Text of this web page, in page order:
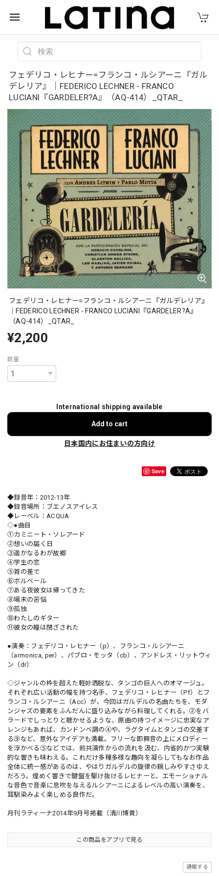
フェデリコ・レヒナー=フランコ・ルシアーニ『ガル
デレリア』｜FEDERICO LECHNER - FRANCO
LUCIANI『GARDELER?A』（AQ-414）_QTAR_
フェデリコ・レヒナー=フランコ・ルシアーニ『ガルデレリア』
｜FEDERICO LECHNER - FRANCO LUCIANI『GARDELER?A』
（AQ-414）_QTAR_
¥2,200
数量
International shipping available
Add to cart
日本国内にお住まいの方向け
Save
◆録音年：2012-13年
◆録音場所：ブエノスアイレス
◆レーベル：ACQUA
◇●曲目
①カミニート・ソレアード
②想いの届く日
③遥かなるわが故郷
④学生の恋
⑤首の差で
⑥ボルベール
⑦ある夜彼女は帰ってきた
⑧場末の苦悩
⑨孤独
⑩わたしのギター
⑪彼女の瞳は閉ざされた
●演奏：フェデリコ・レヒナー（p）、フランコ・ルシアーニ
（armonica, per）、パブロ・モッタ（cb）、アンドレス・リットウィ
ン（dr）
◇ジャンルの枠を超えた軽妙洒脱な、タンゴの巨人へのオマージュ。
それぞれ広い活動の幅を持つ名手、フェデリコ・レヒナー（Pf）とフ
ランコ・ルシアーニ（Acc）が、今回はガルデルの名曲たちを、モダ
ンジャズの要素をふんだんに盛り込みながら料理してくれる。②をバ
ラードでしっとりと聴かせるような、原曲の持つイメージに忠実なア
レンジもあれば、カンドンベ調の④や、ラグタイムとタンゴの交差す
る⑨など、意外なアイデアも満載。フリーな即興音の上にメロディー
を浮かべる⑤などでは、前共演作からの流れを汲む、内省的かつ実験
的な響きも味わえる。これだけ多種多様な趣向を凝らしてもなお作品
全体に統一感があるのは、やはりガルデルの旋律の親しみやすさゆえ
だろう。煌めく響きで鍵盤を駆け抜けるレヒナーと、エモーショナル
な音色で音楽に息吹を与えるルシアーニによるレベルの高い演奏を、
耳馴染みよく楽しめる良作だ。
月刊ラティーナ2014年9月号掲載（清川博貴）
この商品をアプリで見る
通報する